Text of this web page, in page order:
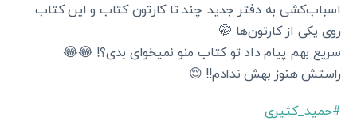
اسباب‌کشی به دفتر جدید. چند تا کارتون کتاب و این کتاب
روی یکی از کارتون‌ها 🤭
سریع بهم پیام داد تو کتاب منو نمیخوای بدی؟! 😂😂
راستش هنوز بهش ندادم!! 😌
#حمید_کثیری